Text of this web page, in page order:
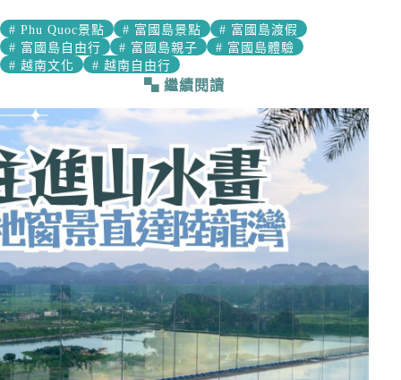
# Phu Quoc景點 # 富國島景點 # 富國島渡假
# 富國島自由行 # 富國島親子 # 富國島體驗
# 越南文化 # 越南自由行
繼續閱讀